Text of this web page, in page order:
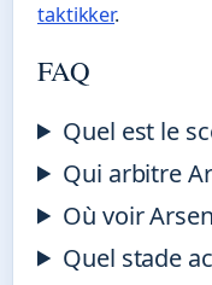
taktikker.
FAQ
Quel est le
Qui arbitre
Où voir
Quel stade